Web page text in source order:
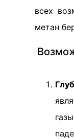
всех
метан